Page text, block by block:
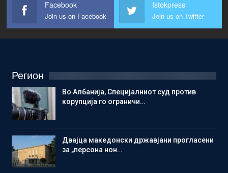
Facebook
Join us on Facebook
Istokpress
Join us on Twitter
Регион
Во Албанија, Специјалниот суд против
корупција го ограничи…
Двајца македонски државјани прогласени
за „персона нон…